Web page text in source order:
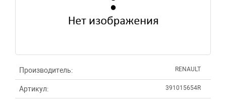
Производитель: RENAULT
Артикул: 391015654R